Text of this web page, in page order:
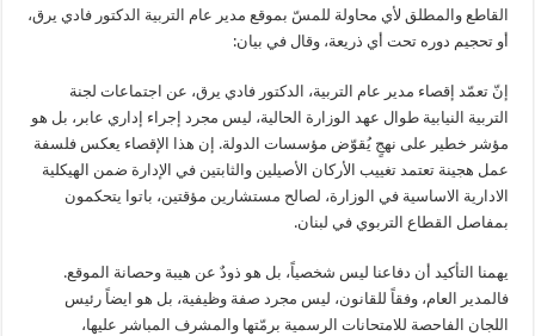
القاطع والمطلق لأي محاولة للمسّ بموقع مدير عام التربية الدكتور فادي يرق،
أو تحجيم دوره تحت أي ذريعة، وقال في بيان:
إنّ تعمّد إقصاء مدير عام التربية، الدكتور فادي يرق، عن اجتماعات لجنة
التربية النيابية طوال عهد الوزارة الحالية، ليس مجرد إجراء إداري عابر، بل هو
مؤشر خطير على نهجٍ يُقوّض مؤسسات الدولة. إن هذا الإقصاء يعكس فلسفة
عمل هجينة تعتمد تغييب الأركان الأصيلين والثابتين في الإدارة ضمن الهيكلية
الادارية الاساسية في الوزارة، لصالح مستشارين مؤقتين، باتوا يتحكمون
بمفاصل القطاع التربوي في لبنان.
​يهمنا التأكيد أن دفاعنا ليس شخصياً، بل هو ذودٌ عن هيبة وحصانة الموقع.
فالمدير العام، وفقاً للقانون، ليس مجرد صفة وظيفية، بل هو ايضاً رئيس
اللجان الفاحصة للامتحانات الرسمية برمّتها والمشرف المباشر عليها،